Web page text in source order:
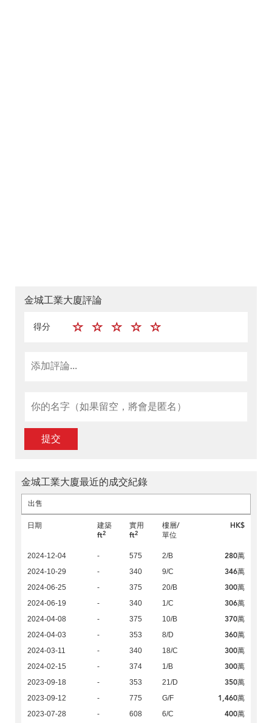
金城工業大廈評論
得分
提交
金城工業大廈最近的成交紀錄
出售
日期
建築
ft2
實用
ft2
樓層/
單位
HK$
2024-12-04 - 575 2/B 280萬
2024-10-29 - 340 9/C 346萬
2024-06-25 - 375 20/B 300萬
2024-06-19 - 340 1/C 306萬
2024-04-08 - 375 10/B 370萬
2024-04-03 - 353 8/D 360萬
2024-03-11 - 340 18/C 300萬
2024-02-15 - 374 1/B 300萬
2023-09-18 - 353 21/D 350萬
2023-09-12 - 775 G/F 1,460萬
2023-07-28 - 608 6/C 400萬